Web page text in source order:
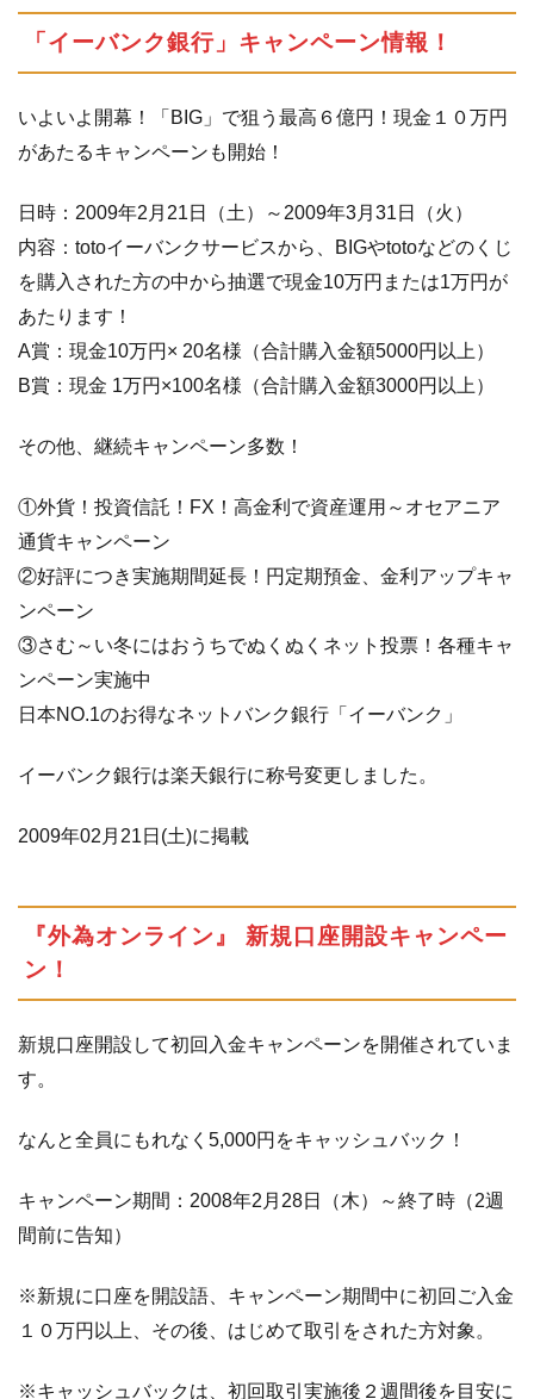
「イーバンク銀行」キャンペーン情報！
いよいよ開幕！「BIG」で狙う最高６億円！現金１０万円
があたるキャンペーンも開始！
日時：2009年2月21日（土）～2009年3月31日（火）
内容：totoイーバンクサービスから、BIGやtotoなどのくじ
を購入された方の中から抽選で現金10万円または1万円が
あたります！
A賞：現金10万円× 20名様（合計購入金額5000円以上）
B賞：現金 1万円×100名様（合計購入金額3000円以上）
その他、継続キャンペーン多数！
①外貨！投資信託！FX！高金利で資産運用～オセアニア
通貨キャンペーン
②好評につき実施期間延長！円定期預金、金利アップキャ
ンペーン
③さむ～い冬にはおうちでぬくぬくネット投票！各種キャ
ンペーン実施中
日本NO.1のお得なネットバンク銀行「イーバンク」
イーバンク銀行は楽天銀行に称号変更しました。
2009年02月21日(土)に掲載
『外為オンライン』 新規口座開設キャンペー
ン！
新規口座開設して初回入金キャンペーンを開催されていま
す。
なんと全員にもれなく5,000円をキャッシュバック！
キャンペーン期間：2008年2月28日（木）～終了時（2週
間前に告知）
※新規に口座を開設語、キャンペーン期間中に初回ご入金
１０万円以上、その後、はじめて取引をされた方対象。
※キャッシュバックは、初回取引実施後２週間後を目安に